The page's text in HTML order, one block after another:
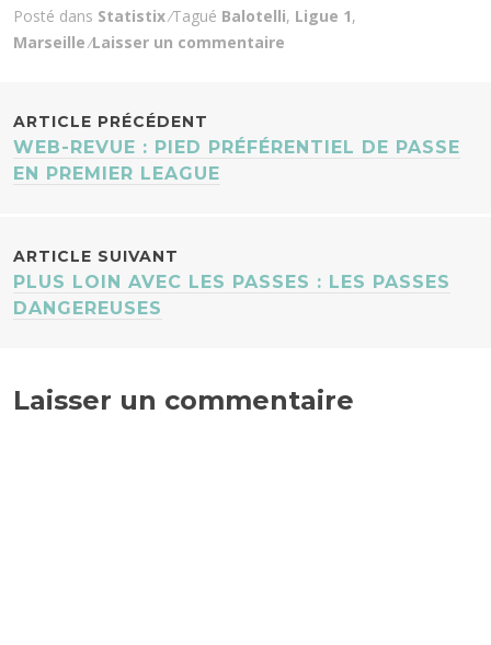
Posté dans Statistix Tagué Balotelli, Ligue 1,
Marseille Laisser un commentaire
NAVIGATION
DES
ARTICLES
ARTICLE PRÉCÉDENT
WEB-REVUE : PIED PRÉFÉRENTIEL DE PASSE
EN PREMIER LEAGUE
ARTICLE SUIVANT
PLUS LOIN AVEC LES PASSES : LES PASSES
DANGEREUSES
Laisser un commentaire